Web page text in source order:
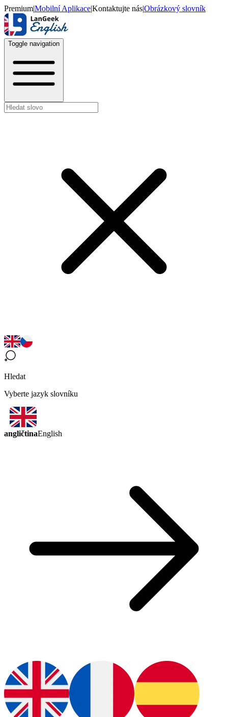
Premium|Mobilní Aplikace|Kontaktujte nás|Obrázkový slovník
Toggle navigation
Hledat
Vyberte jazyk slovníku
angličtinaEnglish